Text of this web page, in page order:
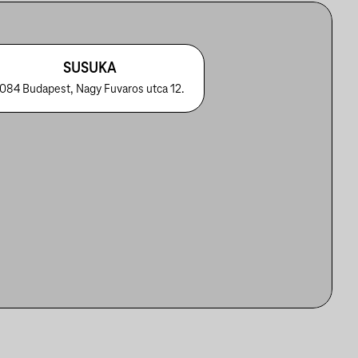
SUSUKA
Budapest, Nagy Fuvaros utca 12.